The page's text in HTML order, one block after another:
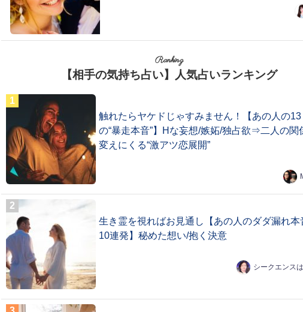
Ranking
【相手の気持ち占い】人気占いランキング
触れたらヤケドじゃすみません！【あの人の13
の“暴走本音”】Hな妄想/嫉妬/独占欲⇒二人の関
変えにくる“激アツ恋展開”
生き霊を視ればお見通し【あの人のダダ漏れ
10連発】秘めた想い/抱く決意
シークエンス